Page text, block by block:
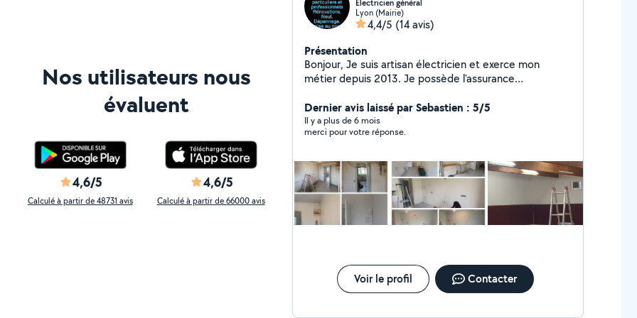
Nos utilisateurs nous
évaluent
4,6/5
Calculé à partir de 48731 avis
4,6/5
Calculé à partir de 66000 avis
Électricien général
Lyon (Mairie)
4,4/5 (14 avis)
Présentation
Bonjour, Je suis artisan électricien et exerce mon
métier depuis 2013. Je possède l'assurance
habilitations électriques. J'interviens dans tout domaine
électriques, que ce soit le tertiaire pour les
PROfessionnels ( bureaux, local commercial,
particuliers ( appartement, maison, villa...). Je reste à
votre disposition pour toutes questions. Mes DEVIS
sont gratuits.
Dernier avis laissé par Sebastien : 5/5
Il y a plus de 6 mois
merci pour votre réponse.
Voir le profil Contacter